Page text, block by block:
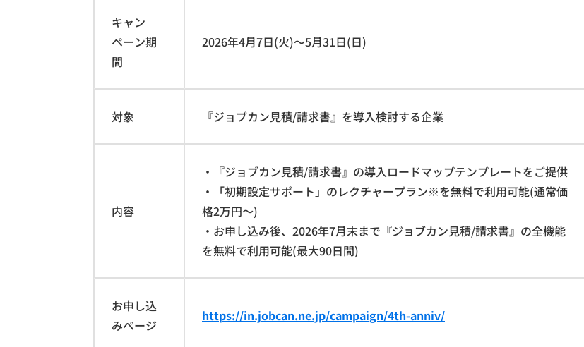
キャン
ペーン期
間
2026年4月7日(火)～5月31日(日)
対象 『ジョブカン見積/請求書』を導入検討する企業
内容
・『ジョブカン見積/請求書』の導入ロードマップテンプレートをご提供
・「初期設定サポート」のレクチャープラン※を無料で利用可能(通常価
格2万円～)
・お申し込み後、2026年7月末まで『ジョブカン見積/請求書』の全機能
を無料で利用可能(最大90日間)
お申し込
みページ
https://in.jobcan.ne.jp/campaign/4th-anniv/